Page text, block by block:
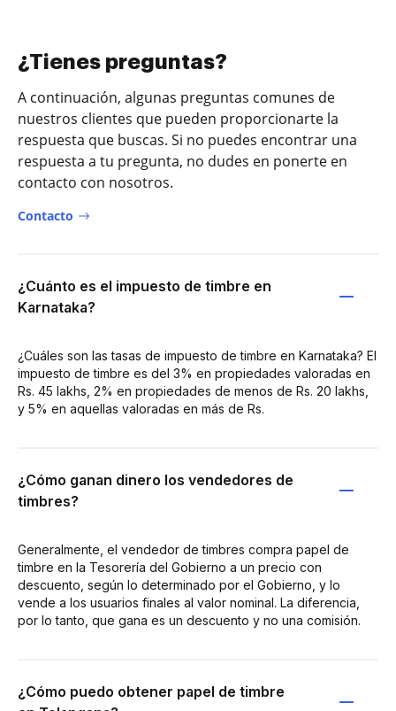
¿Tienes preguntas?
A continuación, algunas preguntas comunes de
nuestros clientes que pueden proporcionarte la
respuesta que buscas. Si no puedes encontrar una
respuesta a tu pregunta, no dudes en ponerte en
contacto con nosotros.
Contacto
¿Cuánto es el impuesto de timbre en
Karnataka?
¿Cuáles son las tasas de impuesto de timbre en Karnataka? El
impuesto de timbre es del 3% en propiedades valoradas en
Rs. 45 lakhs, 2% en propiedades de menos de Rs. 20 lakhs,
y 5% en aquellas valoradas en más de Rs.
¿Cómo ganan dinero los vendedores de
timbres?
Generalmente, el vendedor de timbres compra papel de
timbre en la Tesorería del Gobierno a un precio con
descuento, según lo determinado por el Gobierno, y lo
vende a los usuarios finales al valor nominal. La diferencia,
por lo tanto, que gana es un descuento y no una comisión.
¿Cómo puedo obtener papel de timbre